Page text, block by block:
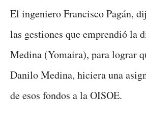
El ingeniero Francisco Pagán,
las gestiones que emprendió la
Medina (Yomaira), para lograr
Danilo Medina, hiciera una
de esos fondos a la OISOE.